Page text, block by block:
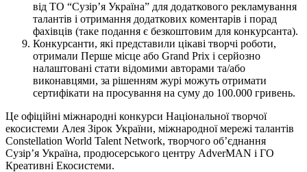
від ТО “Сузір’я Україна” для додаткового рекламування
талантів і отримання додаткових коментарів і порад
фахівців (таке подання є безкоштовим для конкурсанта).
Конкурсанти, які представили цікаві творчі роботи,
отримали Перше місце або Grand Prix і серйозно
налаштовані стати відомими авторами та/або
виконавцями, за рішенням журі можуть отримати
сертифікати на просування на суму до 100.000 гривень.
Це офіційні міжнародні конкурси Національної творчої
екосистеми Алея Зірок України, міжнародної мережі талантів
Constellation World Talent Network, творчого об’єднання
Сузір’я Україна, продюсерського центру AdverMAN і ГО
Креативні Екосистеми.